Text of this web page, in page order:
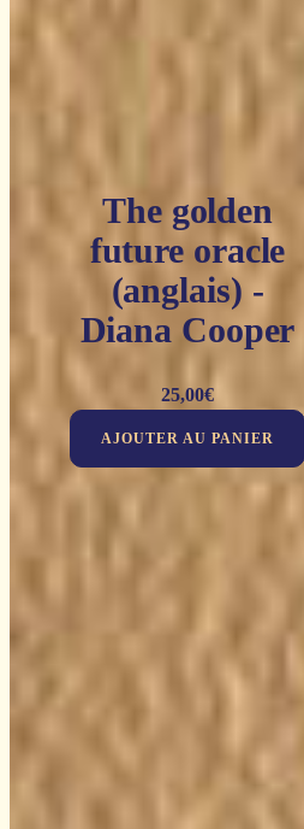
The golden
future oracle
(anglais) -
Diana Cooper
25,00€
AJOUTER AU PANIER